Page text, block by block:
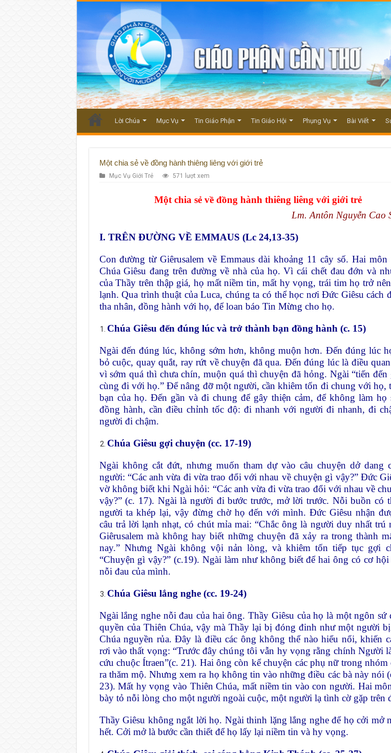
Lời Chúa Mục Vụ Tin Giáo Phận Tin Giáo Hội Phụng Vụ Bài Viết
Một chia sẻ về đồng hành thiêng liêng với giới trẻ
Mục Vụ Giới Trẻ 571 lượt xem
Một chia sẻ về đồng hành thiêng liêng với giới trẻ
Lm. Antôn Nguyễn Cao
I. TRÊN ĐƯỜNG VỀ EMMAUS (Lc 24,13-35)
Con đường từ Giêrusalem về Emmaus dài khoảng 11 cây số. Hai môn
Chúa Giêsu đang trên đường về nhà của họ. Vì cái chết đau đớn và
của Thầy trên thập giá, họ mất niềm tin, mất hy vọng, trái tim họ trở
lạnh. Qua trình thuật của Luca, chúng ta có thể học nơi Đức Giêsu cách
tha nhân, đồng hành với họ, để loan báo Tin Mừng cho họ.
Chúa Giêsu đến đúng lúc và trở thành bạn đồng hành (c. 15)
Ngài đến đúng lúc, không sớm hơn, không muộn hơn. Đến đúng lúc
bỏ cuộc, quay quắt, ray rứt về chuyện đã qua. Đến đúng lúc là điều
vì sớm quá thì chưa chín, muộn quá thì chuyện đã hỏng. Ngài “tiến đến
cùng đi với họ.” Để nâng đỡ một người, cần khiêm tốn đi chung với họ,
bạn của họ. Đến gần và đi chung để gây thiện cảm, để không làm họ
đồng hành, cần điều chỉnh tốc độ: đi nhanh với người đi nhanh, đi
người đi chậm.
Chúa Giêsu gợi chuyện (cc. 17-19)
Ngài không cắt đứt, nhưng muốn tham dự vào câu chuyện dở dang
người: “Các anh vừa đi vừa trao đổi với nhau về chuyện gì vậy?” Đức
vờ không biết khi Ngài hỏi: “Các anh vừa đi vừa trao đổi với nhau về
vậy?” (c. 17). Ngài là người đi bước trước, mở lời trước. Nỗi buồn có
người ta khép lại, vậy đừng chờ họ đến với mình. Đức Giêsu nhận
câu trả lời lạnh nhạt, có chút mỉa mai: “Chắc ông là người duy nhất trú
Giêrusalem mà không hay biết những chuyện đã xảy ra trong thành
nay.” Nhưng Ngài không vội nản lòng, và khiêm tốn tiếp tục gợi
“Chuyện gì vậy?” (c.19). Ngài làm như không biết để hai ông có cơ
nỗi đau của mình.
Chúa Giêsu lắng nghe (cc. 19-24)
Ngài lắng nghe nỗi đau của hai ông. Thầy Giêsu của họ là một ngôn sứ
quyền của Thiên Chúa, vậy mà Thầy lại bị đóng đinh như một người
Chúa nguyền rủa. Đây là điều các ông không thể nào hiểu nổi, khiến
rơi vào thất vọng: “Trước đây chúng tôi vẫn hy vọng rằng chính Người
cứu chuộc Ítraen”(c. 21). Hai ông còn kể chuyện các phụ nữ trong nhóm
ra thăm mộ. Nhưng xem ra họ không tin vào những điều các bà này nói
23). Mất hy vọng vào Thiên Chúa, mất niềm tin vào con người. Hai
bày tỏ nỗi lòng cho một người ngoài cuộc, một người lạ tình cờ gặp trên
Thầy Giêsu không ngắt lời họ. Ngài thinh lặng lắng nghe để họ cởi mở
hết. Cởi mở là bước cần thiết để họ lấy lại niềm tin và hy vọng.